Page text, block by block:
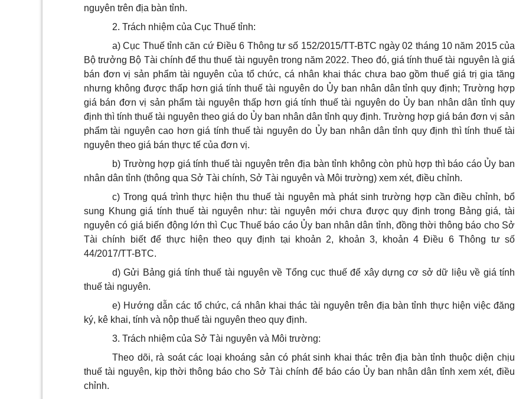
nguyên trên địa bàn tỉnh.
2. Trách nhiệm của Cục Thuế tỉnh:
a) Cục Thuế tỉnh căn cứ Điều 6 Thông tư số 152/2015/TT-BTC ngày 02 tháng 10 năm 2015 của
Bộ trưởng Bộ Tài chính để thu thuế tài nguyên trong năm 2022. Theo đó, giá tính thuế tài nguyên là giá
bán đơn vị sản phẩm tài nguyên của tổ chức, cá nhân khai thác chưa bao gồm thuế giá trị gia tăng
nhưng không được thấp hơn giá tính thuế tài nguyên do Ủy ban nhân dân tỉnh quy định; Trường hợp
giá bán đơn vị sản phẩm tài nguyên thấp hơn giá tính thuế tài nguyên do Ủy ban nhân dân tỉnh quy
định thì tính thuế tài nguyên theo giá do Ủy ban nhân dân tỉnh quy định. Trường hợp giá bán đơn vị sản
phẩm tài nguyên cao hơn giá tính thuế tài nguyên do Ủy ban nhân dân tỉnh quy định thì tính thuế tài
nguyên theo giá bán thực tế của đơn vị.
b) Trường hợp giá tính thuế tài nguyên trên địa bàn tỉnh không còn phù hợp thì báo cáo Ủy ban
nhân dân tỉnh (thông qua Sở Tài chính, Sở Tài nguyên và Môi trường) xem xét, điều chỉnh.
c) Trong quá trình thực hiện thu thuế tài nguyên mà phát sinh trường hợp cần điều chỉnh, bổ
sung Khung giá tính thuế tài nguyên như: tài nguyên mới chưa được quy định trong Bảng giá, tài
nguyên có giá biến động lớn thì Cục Thuế báo cáo Ủy ban nhân dân tỉnh, đồng thời thông báo cho Sở
Tài chính biết để thực hiện theo quy định tại khoản 2, khoản 3, khoản 4 Điều 6 Thông tư số
44/2017/TT-BTC.
d) Gửi Bảng giá tính thuế tài nguyên về Tổng cục thuế để xây dựng cơ sở dữ liệu về giá tính
thuế tài nguyên.
e) Hướng dẫn các tổ chức, cá nhân khai thác tài nguyên trên địa bàn tỉnh thực hiện việc đăng
ký, kê khai, tính và nộp thuế tài nguyên theo quy định.
3. Trách nhiệm của Sở Tài nguyên và Môi trường:
Theo dõi, rà soát các loại khoáng sản có phát sinh khai thác trên địa bàn tỉnh thuộc diện chịu
thuế tài nguyên, kịp thời thông báo cho Sở Tài chính để báo cáo Ủy ban nhân dân tỉnh xem xét, điều
chỉnh.